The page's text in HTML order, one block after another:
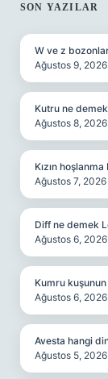
SON YAZILAR
W ve z
Ağustos 9, 2026
Kutru ne
Ağustos 8, 2026
Kızın
Ağustos 7, 2026
Diff ne demek
Ağustos 6, 2026
Kumru
Ağustos 6, 2026
Avesta hangi
Ağustos 5, 2026